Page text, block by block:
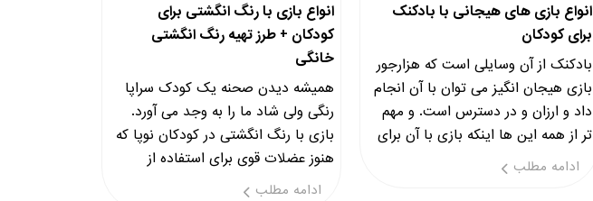
انواع بازی های هیجانی با بادکنک
برای کودکان
بادکنک از آن وسایلی است که هزارجور
بازی هیجان انگیز می توان با آن انجام
داد و ارزان و در دسترس است. و مهم
تر از همه این ها اینکه بازی با آن برای
کودکان بسیار جذ
ادامه مطلب
انواع بازی با رنگ انگشتی برای
کودکان + طرز تهیه رنگ انگشتی
خانگی
همیشه دیدن صحنه یک کودک سراپا
رنگی ولی شاد ما را به وجد می آورد.
بازی با رنگ انگشتی در کودکان نوپا که
هنوز عضلات قوی برای استفاده از
ابزارهای رایج ندارند، ساده
ادامه مطلب